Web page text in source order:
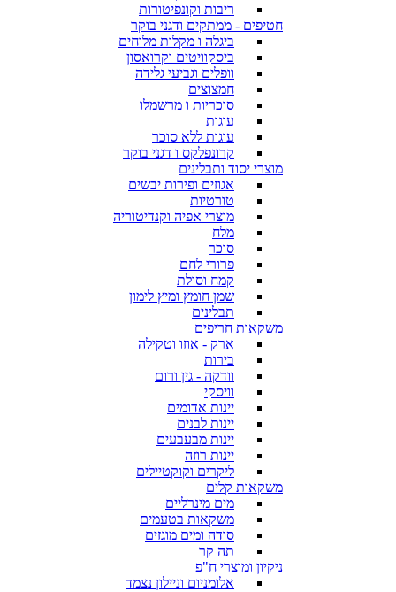
ריבות וקונפיטורות
חטיפים - ממתקים ודגני בוקר
ביגלה ו מקלות מלוחים
ביסקוויטים וקרואסון
וופלים וגביעי גלידה
חמצוצים
סוכריות ו מרשמלו
עוגות
עוגות ללא סוכר
קרונפלקס ו דגני בוקר
מוצרי יסוד ותבלינים
אגוזים ופירות יבשים
טורטיות
מוצרי אפיה וקנדיטוריה
מלח
סוכר
פרורי לחם
קמח וסולת
שמן חומץ ומיץ לימון
תבלינים
משקאות חריפים
ארק - אוזו וטקילה
בירות
וודקה - גין ורום
וויסקי
יינות אדומים
יינות לבנים
יינות מבעבעים
יינות רוזה
ליקרים וקוקטיילים
משקאות קלים
מים מינרליים
משקאות בטעמים
סודה ומים מוגזים
תה קר
ניקיון ומוצרי ח"פ
אלומניום וניילון נצמד